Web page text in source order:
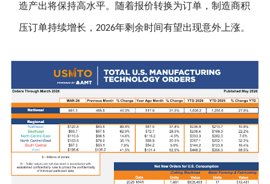
造产出将保持高水平。随着报价转换为订单，制造商积
压订单持续增长， 2026年剩余时间有望出现意外上涨。